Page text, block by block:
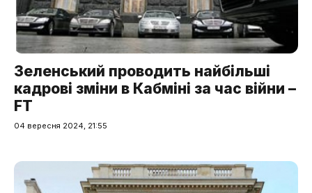
Зеленський проводить найбільші
кадрові зміни в Кабміні за час війни –
FT
04 вересня 2024, 21:55